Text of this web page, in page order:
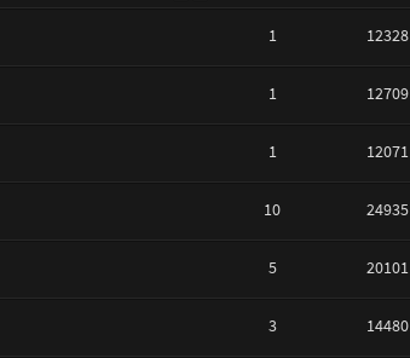
1 12328
1 12709
1 12071
10 24935
5 20101
3 14480